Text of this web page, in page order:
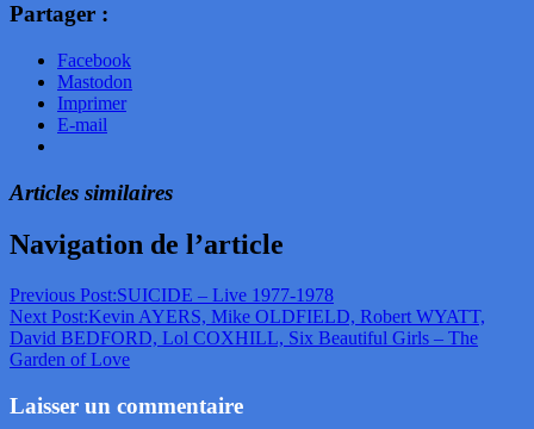
Partager :
Facebook
Mastodon
Imprimer
E-mail
Articles similaires
Navigation de l’article
Previous Post:SUICIDE – Live 1977-1978
Next Post:Kevin AYERS, Mike OLDFIELD, Robert WYATT,
David BEDFORD, Lol COXHILL, Six Beautiful Girls – The
Garden of Love
Laisser un commentaire